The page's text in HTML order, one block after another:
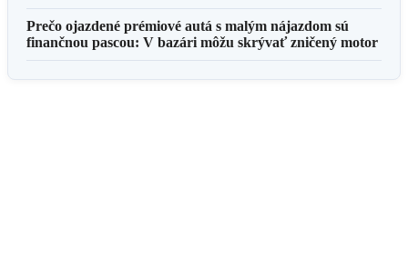
Prečo ojazdené prémiové autá s malým nájazdom sú
finančnou pascou: V bazári môžu skrývať zničený motor